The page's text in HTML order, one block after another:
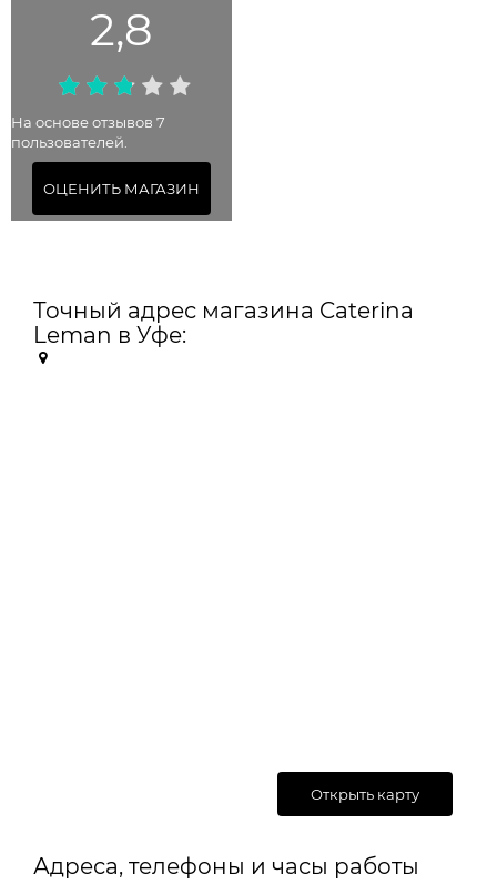
2,8
На основе отзывов 7
пользователей.
ОЦЕНИТЬ МАГАЗИН
Точный адрес магазина Caterina
Leman в Уфе:
Открыть карту
Адреса, телефоны и часы работы